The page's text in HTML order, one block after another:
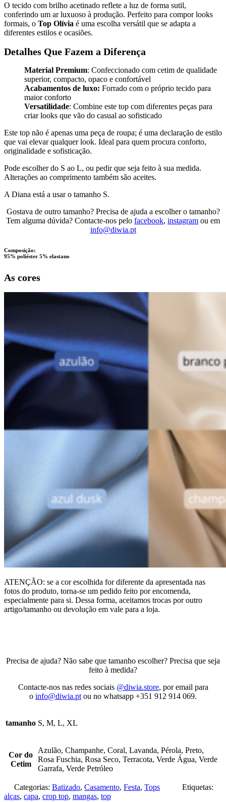
O tecido com brilho acetinado reflete a luz de forma sutil,
conferindo um ar luxuoso à produção. Perfeito para compor looks
formais, o Top Olívia é uma escolha versátil que se adapta a
diferentes estilos e ocasiões.
Detalhes Que Fazem a Diferença
Material Premium: Confeccionado com cetim de qualidade
superior, compacto, opaco e confortável
Acabamentos de luxo: Forrado com o próprio tecido para
maior conforto
Versatilidade: Combine este top com diferentes peças para
criar looks que vão do casual ao sofisticado
Este top não é apenas uma peça de roupa; é uma declaração de estilo
que vai elevar qualquer look. Ideal para quem procura conforto,
originalidade e sofisticação.
Pode escolher do S ao L, ou pedir que seja feito à sua medida.
Alterações ao comprimento também são aceites.
A Diana está a usar o tamanho S.
Gostava de outro tamanho? Precisa de ajuda a escolher o tamanho?
Tem alguma dúvida? Contacte-nos pelo facebook, instagram ou em
info@diwia.pt
Composição:
95% poliéster 5% elastano
As cores
ATENÇÃO: se a cor escolhida for diferente da apresentada nas
fotos do produto, torna-se um pedido feito por encomenda,
especialmente para si. Dessa forma, aceitamos trocas por outro
artigo/tamanho ou devolução em vale para a loja.
Precisa de ajuda? Não sabe que tamanho escolher? Precisa que seja
feito à medida?
Contacte-nos nas redes sociais @diwia.store, por email para
o info@diwia.pt ou no whatsapp +351 912 914 069.
tamanho S, M, L, XL
Cor do
Cetim
Azulão, Champanhe, Coral, Lavanda, Pérola, Preto,
Rosa Fuschia, Rosa Seco, Terracota, Verde Água, Verde
Garrafa, Verde Petróleo
Categorias: Batizado, Casamento, Festa, Tops
Etiquetas:
alças, capa, crop top, mangas, top